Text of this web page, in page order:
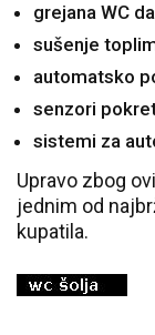
grejana WC
sušenje
automatsko
senzori
sistemi za
Upravo zbog
jednim od
kupatila.